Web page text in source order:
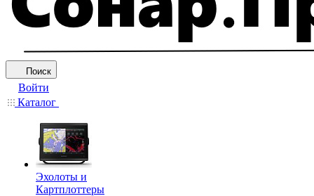
Поиск
Войти
Каталог
Эхолоты и
Картплоттеры